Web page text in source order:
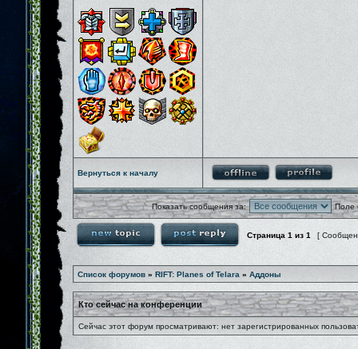
Вернуться к началу
Показать сообщения за: Поле
Страница 1 из 1 [
Список форумов » RIFT: Planes of Telara » Аддоны
Кто сейчас на конференции
Сейчас этот форум просматривают: нет зарегистрированных